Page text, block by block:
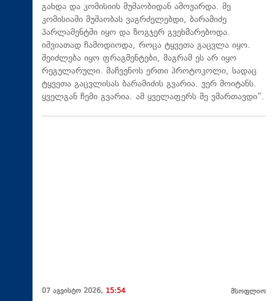
გახდა და კომისიის მუშაობიდან ამოვარდა. მე
კომისიაში მუშაობას ვაგრძელებდი, ბარამიძე
პარლამენტში იყო და ზოგჯერ გვეხმარებოდა.
იშვიათად ჩამოდიოდა, როცა ტყვეთა გაცვლა იყო.
შეიძლება იყო ფრაგმენტები, მაგრამ ეს არ იყო
რეგულარული. მაჩვენოს ერთი პროტოკოლი, სადაც
ტყვეთა გაცვლისას ბარამიძის გვარია. ვერ მოიტანს.
ყველგან ჩემი გვარია. ამ ყველაფერს მე ვმართავდი“.
07 აგვისტო 2026, 15:54 მსოფლიო